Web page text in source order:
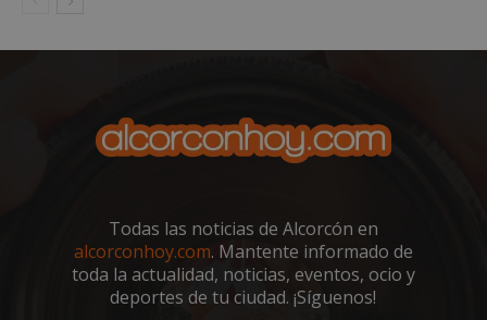
Todas las noticias de Alcorcón en
alcorconhoy.com. Mantente informado de
toda la actualidad, noticias, eventos, ocio y
deportes de tu ciudad. ¡Síguenos!
VISITOR_PRIVACY_METADATA
YouTube
.youtube.com